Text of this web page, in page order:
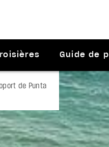
Guide de
de Punta